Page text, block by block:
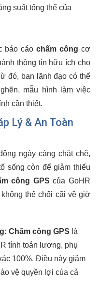
suất tổng thể của
báo cáochấm công cơ
thông tin hữu ích cho
đó, ban lãnh đạo có thể
mẫu hình làm việc
cần thiết.
Lý & An Toàn
ngày càng chặt chẽ,
sống còn để giảm thiểu
công GPS của GoHR
thể chối cãi về giờ
Chấm công GPS là
tính toán lương, phụ
100%. Điều này giảm
vệ quyền lợi của cả